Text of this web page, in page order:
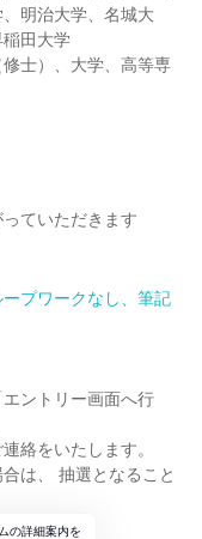
明治大学、名城大
田大学
士）、大学、高等専
ていただきます
プワークなし、筆記
ントリー画面へ行
絡をいたします。
は、 抽選となること
の詳細案内を